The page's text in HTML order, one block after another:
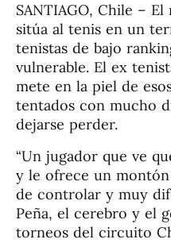
SANTIAGO, Chile –
sitúa al tenis en un
tenistas de bajo
vulnerable. El ex
mete en la piel de
tentados con mucho
dejarse perder.
“Un jugador que ve
y le ofrece un
de controlar y muy
Peña, el cerebro y el
torneos del circuito